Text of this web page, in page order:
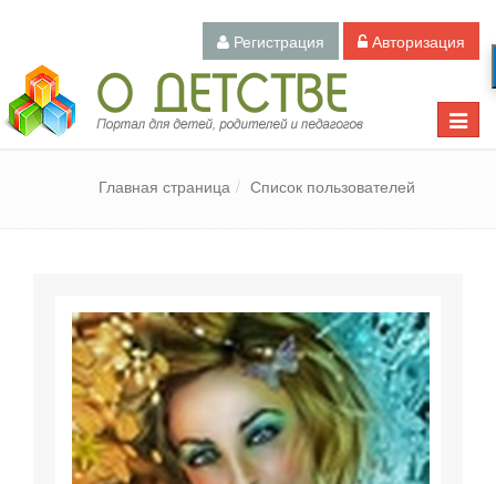
Регистрация Авторизация
Toggle
Педагогический портал «О детстве»
Главная страница Список пользователей